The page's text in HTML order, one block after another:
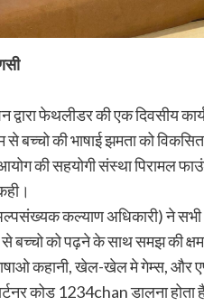
द्वारा फेथलीडर की एक दिवसीय
बच्चो की भाषाई झमता को
की सहयोगी संस्था पिरामल
कल्याण अधिकारी) ने
को पढ़ने के साथ समझ की
कहानी, खेल-खेल मे गेम्स, और
कोड 1234chan डालना होता